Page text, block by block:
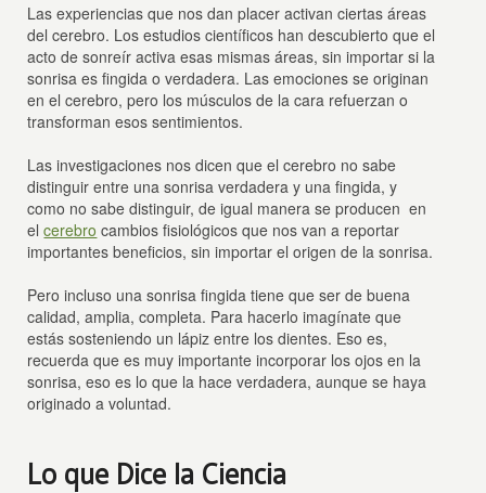
Las experiencias que nos dan placer activan ciertas áreas
del cerebro. Los estudios científicos han descubierto que el
acto de sonreír activa esas mismas áreas, sin importar si la
sonrisa es fingida o verdadera. Las emociones se originan
en el cerebro, pero los músculos de la cara refuerzan o
transforman esos sentimientos.
Las investigaciones nos dicen que el cerebro no sabe
distinguir entre una sonrisa verdadera y una fingida, y
como no sabe distinguir, de igual manera se producen en
elcerebro cambios fisiológicos que nos van a reportar
importantes beneficios, sin importar el origen de la sonrisa.
Pero incluso una sonrisa fingida tiene que ser de buena
calidad, amplia, completa. Para hacerlo imagínate que
estás sosteniendo un lápiz entre los dientes. Eso es,
recuerda que es muy importante incorporar los ojos en la
sonrisa, eso es lo que la hace verdadera, aunque se haya
originado a voluntad.
Lo que Dice la Ciencia